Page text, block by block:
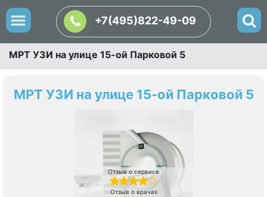
+7(495)822-49-09
МРТ УЗИ на улице 15-ой Парковой 5
МРТ УЗИ на улице 15-ой Парковой 5
Отзыв о сервисе
Отзыв о врачах